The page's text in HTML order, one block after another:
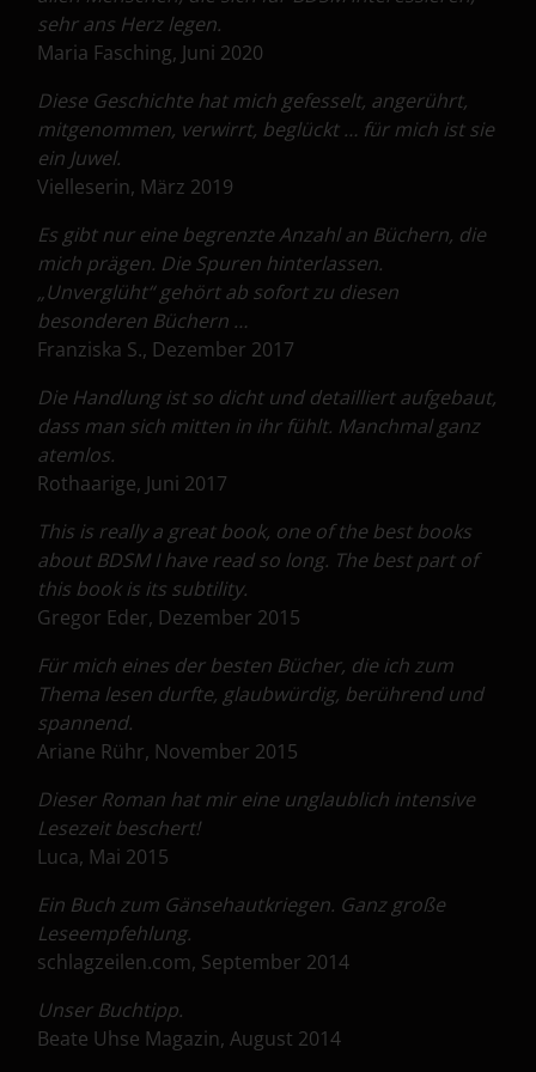
sehr ans Herz legen.
Maria Fasching, Juni 2020
Diese Geschichte hat mich gefesselt, angerührt,
mitgenommen, verwirrt, beglückt … für mich ist sie
ein Juwel.
Vielleserin, März 2019
Es gibt nur eine begrenzte Anzahl an Büchern, die
mich prägen. Die Spuren hinterlassen.
„Unverglüht“ gehört ab sofort zu diesen
besonderen Büchern …
Franziska S., Dezember 2017
Die Handlung ist so dicht und detailliert aufgebaut,
dass man sich mitten in ihr fühlt. Manchmal ganz
atemlos.
Rothaarige, Juni 2017
This is really a great book, one of the best books
about BDSM I have read so long. The best part of
this book is its subtility.
Gregor Eder, Dezember 2015
Für mich eines der besten Bücher, die ich zum
Thema lesen durfte, glaubwürdig, berührend und
spannend.
Ariane Rühr, November 2015
Dieser Roman hat mir eine unglaublich intensive
Lesezeit beschert!
Luca, Mai 2015
Ein Buch zum Gänsehautkriegen. Ganz große
Leseempfehlung.
schlagzeilen.com, September 2014
Unser Buchtipp.
Beate Uhse Magazin, August 2014